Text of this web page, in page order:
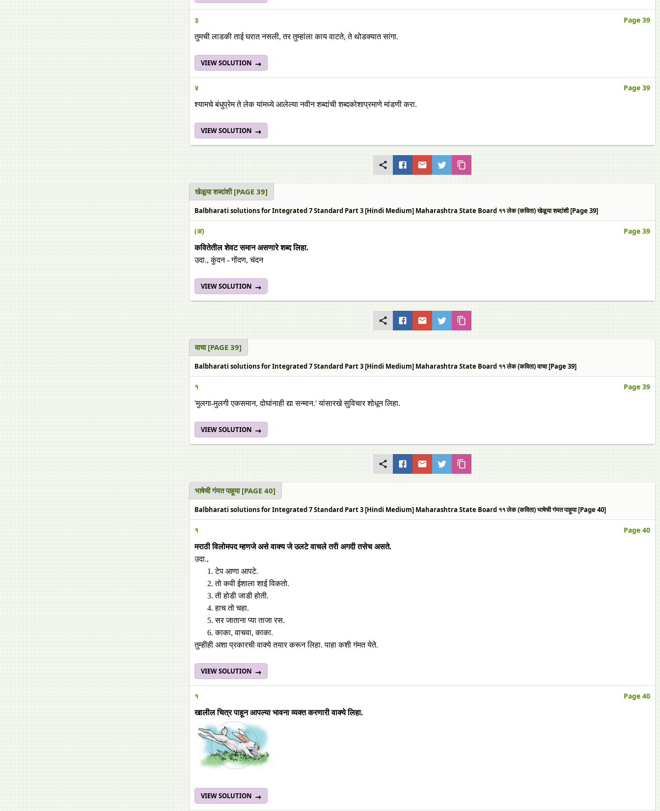
३ Page 39
तुमची लाडकी ताई घरात नसली, तर तुम्हांला काय वाटते, ते थोडक्यात सांगा.
VIEW SOLUTION
४ Page 39
श्यामचे बंधुप्रेम ते लेक यांमध्ये आलेल्या नवीन शब्दांची शब्दकोशाप्रमाणे मांडणी करा.
VIEW SOLUTION
खेळूया शब्दांशी [PAGE 39]
Balbharati solutions for Integrated 7 Standard Part 3 [Hindi Medium] Maharashtra State Board ११ लेक (कविता) खेळूया शब्दांशी [Page 39]
(अ) Page 39
कवितेतील शेवट समान असणारे शब्द लिहा.
उदा., कुंदन - गोंदण, चंदन
VIEW SOLUTION
वाचा [PAGE 39]
Balbharati solutions for Integrated 7 Standard Part 3 [Hindi Medium] Maharashtra State Board ११ लेक (कविता) वाचा [Page 39]
१ Page 39
'मुलगा-मुलगी एकसमान, दोघांनाही द्या सन्मान.' यांसारखे सुविचार शोधून लिहा.
VIEW SOLUTION
भाषेची गंमत पाहूया [PAGE 40]
Balbharati solutions for Integrated 7 Standard Part 3 [Hindi Medium] Maharashtra State Board ११ लेक (कविता) भाषेची गंमत पाहूया [Page 40]
१ Page 40
मराठी विलोमपद म्हणजे असे वाक्य जे उलटे वाचले तरी अगदी तसेच असते.
उदा.,
टेप आणा आपटे.
तो कवी ईशाला शाई विकतो.
ती होडी जाडी होती.
हाच तो चहा.
सर जाताना प्या ताजा रस.
काका, वाचवा, काका.
तुम्हीही अशा प्रकारची वाक्ये तयार करून लिहा. पाहा कशी गंमत येते.
VIEW SOLUTION
१ Page 40
खालील चित्र पाहून आपल्या भावना व्यक्त करणारी वाक्ये लिहा.
VIEW SOLUTION